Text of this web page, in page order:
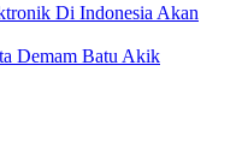
Di Indonesia Akan
Demam Batu Akik